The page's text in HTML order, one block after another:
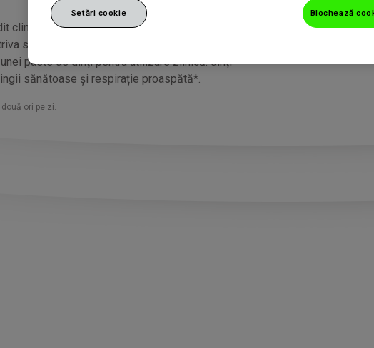
clinic că pasta de dinți Sensodyne oferă protecție
sensibilității dentare. În plus, oferă toate
paste de dinți pentru utilizare zilnică: dinți
sănătoase și respirație proaspătă*.
ori pe zi.
Blochează
Setări cookie